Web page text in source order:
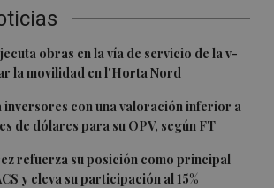
obras en la vía de servicio de la v-
la movilidad en l'Horta Nord
inversores con una valoración inferior a
de dólares para su OPV, según FT
refuerza su posición como principal
y eleva su participación al 15%